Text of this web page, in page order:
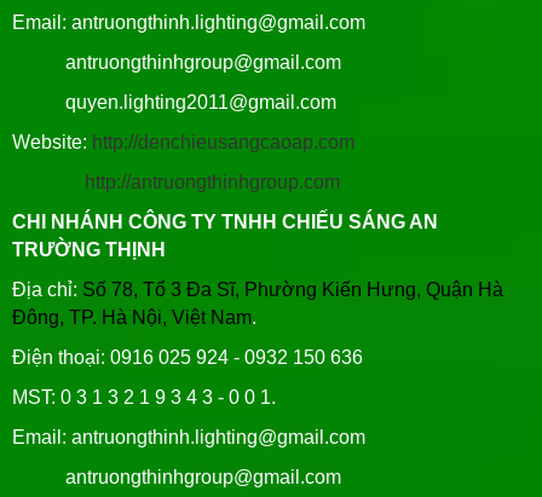
Email: antruongthinh.lighting@gmail.com
antruongthinhgroup@gmail.com
quyen.lighting2011@gmail.com
Website: http://denchieusangcaoap.com
http://antruongthinhgroup.com
CHI NHÁNH CÔNG TY TNHH CHIẾU SÁNG AN
TRƯỜNG THỊNH
Địa chỉ: Số 78, Tổ 3 Đa Sĩ, Phường Kiến Hưng, Quận Hà
Đông, TP. Hà Nội, Việt Nam.
Điện thoại: 0916 025 924 - 0932 150 636
MST: 0 3 1 3 2 1 9 3 4 3 - 0 0 1.
Email: antruongthinh.lighting@gmail.com
antruongthinhgroup@gmail.com